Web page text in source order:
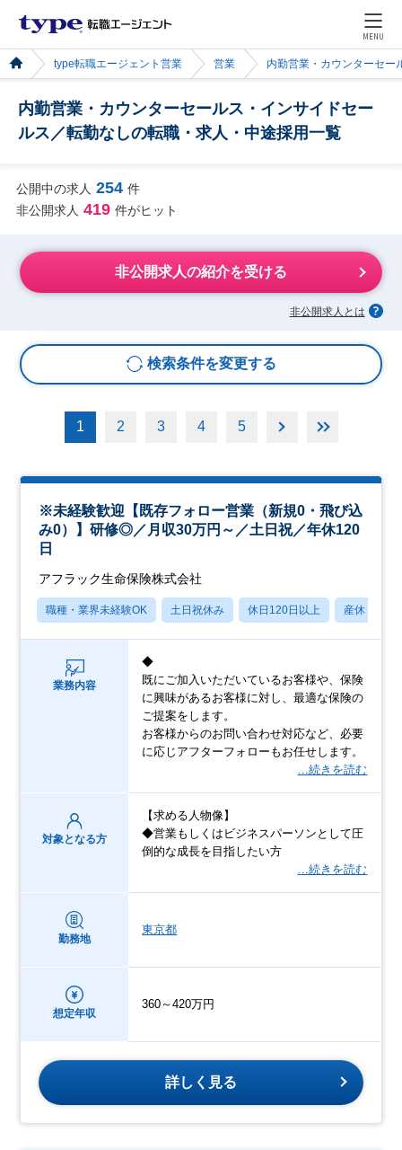
MENU
type転職エージェント営業 営業 内勤営業・カウンターセー
内勤営業・カウンターセールス・インサイドセー
ルス／転勤なしの転職・求人・中途採用一覧
公開中の求人 254 件
非公開求人 419 件がヒット
非公開求人の紹介を受ける
非公開求人とは
検索条件を変更する
1 2 3 4 5
※未経験歓迎【既存フォロー営業（新規0・飛び込
み0）】研修◎／月収30万円～／土日祝／年休120
日
アフラック生命保険株式会社
職種・業界未経験OK 土日祝休み 休日120日以上 産休・育休
業務内容
◆
既にご加入いただいているお客様や、保険
に興味があるお客様に対し、最適な保険の
ご提案をします。
お客様からのお問い合わせ対応など、必要
に応じアフターフォローもお任せします。
…続きを読む
対象となる方
【求める人物像】
◆営業もしくはビジネスパーソンとして圧
倒的な成長を目指したい方
…続きを読む
勤務地
東京都
想定年収
360～420万円
詳しく見る